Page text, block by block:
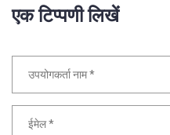
एक टिप्पणी लिखें